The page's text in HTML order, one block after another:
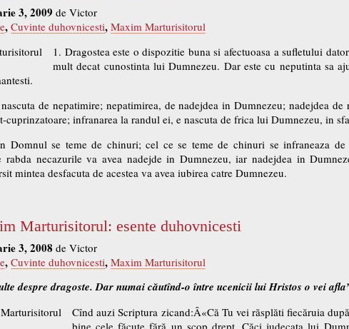
3, 2009 de Victor
, Cuvinte duhovnicesti, Maxim Marturisitorul
1. Dragostea este o dispozitie buna si afectuoasa a sufletului
mult decat cunostinta lui Dumnezeu. Dar este cu neputinta sa
de nepatimire; nepatimirea, de nadejdea in Dumnezeu; nadejdea
cuprinzatoare; infranarea la randul ei, e nascuta de frica lui Dumnezeu, in
Domnul se teme de chinuri; cel ce se teme de chinuri se infraneaza
rabda necazurile va avea nadejde in Dumnezeu, iar nadejdea in
mintea desfacuta de acestea va avea iubirea catre Dumnezeu.
Marturisitorul: esente duhovnicesti
3, 2008 de Victor
, Cuvinte duhovnicesti, Maxim Marturisitorul
despre dragoste. Dar numai căutînd-o între ucenicii lui Hristos o vei
Cînd auzi Scriptura zicand:Â«Că Tu vei răsplăti fiecăruia
bine cele făcute fără un scop drept. Căci judecata lui